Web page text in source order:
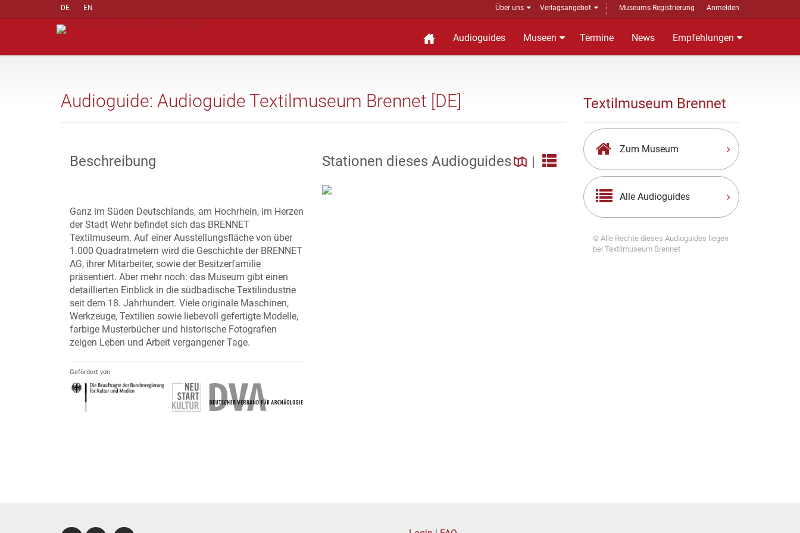
DE EN Über uns Verlagsangebot Museums-Registrierung Anmelden
Audioguides Museen Termine News Empfehlungen
Audioguide: Audioguide Textilmuseum Brennet [DE]
Beschreibung
Ganz im Süden Deutschlands, am Hochrhein, im Herzen
der Stadt Wehr befindet sich das BRENNET
Textilmuseum. Auf einer Ausstellungsfläche von über
1.000 Quadratmetern wird die Geschichte der BRENNET
AG, ihrer Mitarbeiter, sowie der Besitzerfamilie
präsentiert. Aber mehr noch: das Museum gibt einen
detaillierten Einblick in die südbadische Textilindustrie
seit dem 18. Jahrhundert. Viele originale Maschinen,
Werkzeuge, Textilien sowie liebevoll gefertigte Modelle,
farbige Musterbücher und historische Fotografien
zeigen Leben und Arbeit vergangener Tage.
Gefördert von
Stationen dieses Audioguides |
Textilmuseum Brennet
Zum Museum
Alle Audioguides
© Alle Rechte dieses Audioguides liegen
bei Textilmuseum Brennet